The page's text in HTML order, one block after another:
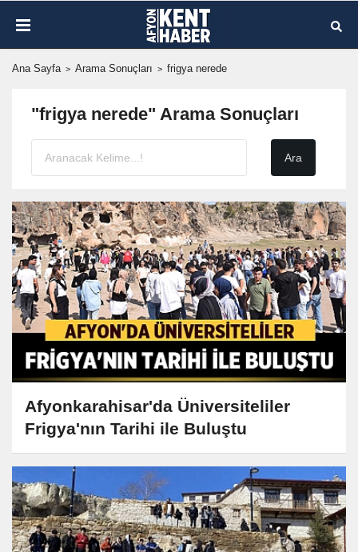
Ana Sayfa Arama Sonuçları frigya nerede
"frigya nerede" Arama Sonuçları
Afyonkarahisar'da Üniversiteliler
Frigya'nın Tarihi ile Buluştu